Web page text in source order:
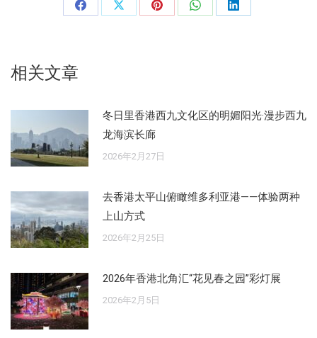
分
分
分
分
分
相关文章
冬日里香港西九文化区的明媚阳光·漫步西九
龙海滨长廊
2026年2月27日
去香港太平山俯瞰维多利亚港——体验两种
上山方式
2026年2月25日
2026年香港北角汇“花见春之园”彩灯展
2026年2月5日